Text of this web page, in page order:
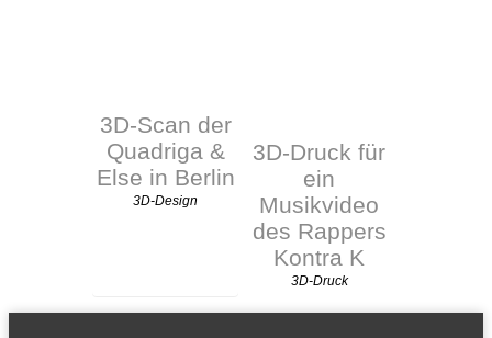
3D-Scan der
Quadriga &
Else in Berlin
3D-Design
3D-Druck für
ein
Musikvideo
des Rappers
Kontra K
3D-Druck